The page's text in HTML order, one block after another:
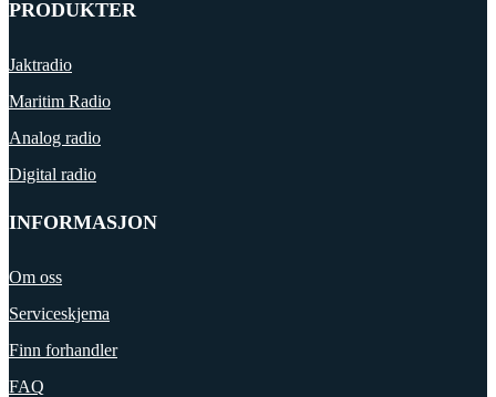
PRODUKTER
Jaktradio
Maritim Radio
Analog radio
Digital radio
INFORMASJON
Om oss
Serviceskjema
Finn forhandler
FAQ